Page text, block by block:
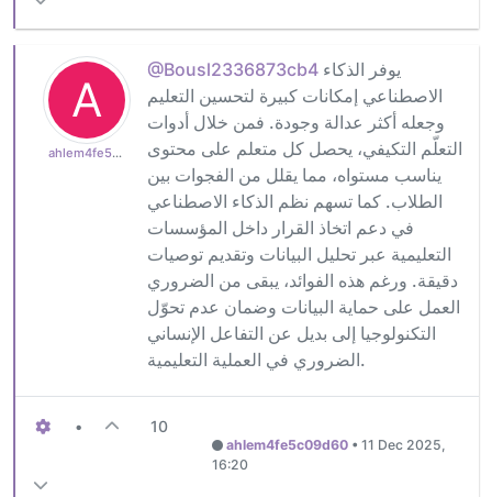
A
ahlem4fe5c09d60
@Bousl2336873cb4
الاصطناعي إمكانات كبيرة لتحسين التعليم
وجعله أكثر عدالة وجودة. فمن خلال أدوات
التعلّم التكيفي، يحصل كل متعلم على محتوى
يناسب مستواه، مما يقلل من الفجوات بين
الطلاب. كما تسهم نظم الذكاء الاصطناعي
في دعم اتخاذ القرار داخل المؤسسات
التعليمية عبر تحليل البيانات وتقديم توصيات
دقيقة. ورغم هذه الفوائد، يبقى من الضروري
العمل على حماية البيانات وضمان عدم تحوّل
التكنولوجيا إلى بديل عن التفاعل الإنساني
الضروري في العملية التعليمية.
• 10
ahlem4fe5c09d60 •11 Dec 2025,
16:20